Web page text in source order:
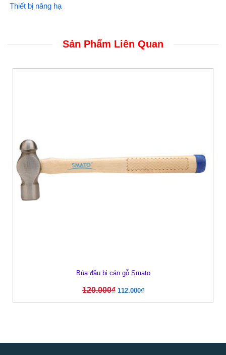
Thiết bị nâng hạ
Sản Phẩm Liên Quan
Búa đầu bi cán gỗ Smato
120.000₫ 112.000₫